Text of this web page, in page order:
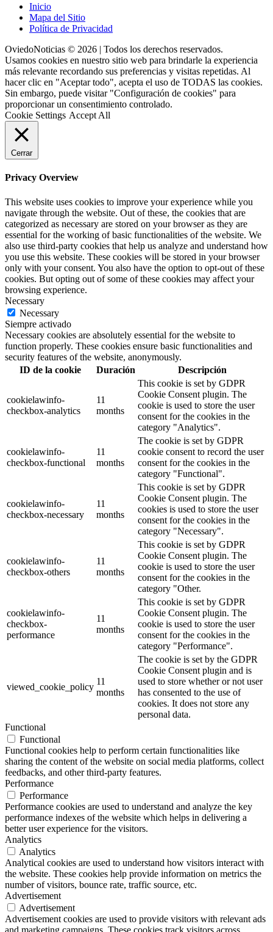
Inicio
Mapa del Sitio
Política de Privacidad
OviedoNoticias © 2026 | Todos los derechos reservados.
Usamos cookies en nuestro sitio web para brindarle la experiencia
más relevante recordando sus preferencias y visitas repetidas. Al
hacer clic en "Aceptar todo", acepta el uso de TODAS las cookies.
Sin embargo, puede visitar "Configuración de cookies" para
proporcionar un consentimiento controlado.
Cookie Settings Accept All
Cerrar
Privacy Overview
This website uses cookies to improve your experience while you
navigate through the website. Out of these, the cookies that are
categorized as necessary are stored on your browser as they are
essential for the working of basic functionalities of the website. We
also use third-party cookies that help us analyze and understand how
you use this website. These cookies will be stored in your browser
only with your consent. You also have the option to opt-out of these
cookies. But opting out of some of these cookies may affect your
browsing experience.
Necessary
Necessary
Siempre activado
Necessary cookies are absolutely essential for the website to
function properly. These cookies ensure basic functionalities and
security features of the website, anonymously.
ID de la cookie
Duración Descripción
cookielawinfo-
checkbox-analytics
11
months
This cookie is set by GDPR
Cookie Consent plugin. The
cookie is used to store the user
consent for the cookies in the
category "Analytics".
cookielawinfo-
checkbox-functional
11
months
The cookie is set by GDPR
cookie consent to record the user
consent for the cookies in the
category "Functional".
cookielawinfo-
checkbox-necessary
11
months
This cookie is set by GDPR
Cookie Consent plugin. The
cookies is used to store the user
consent for the cookies in the
category "Necessary".
cookielawinfo-
checkbox-others
11
months
This cookie is set by GDPR
Cookie Consent plugin. The
cookie is used to store the user
consent for the cookies in the
category "Other.
cookielawinfo-
checkbox-
performance
11
months
This cookie is set by GDPR
Cookie Consent plugin. The
cookie is used to store the user
consent for the cookies in the
category "Performance".
viewed_cookie_policy
11
months
The cookie is set by the GDPR
Cookie Consent plugin and is
used to store whether or not user
has consented to the use of
cookies. It does not store any
personal data.
Functional
Functional
Functional cookies help to perform certain functionalities like
sharing the content of the website on social media platforms, collect
feedbacks, and other third-party features.
Performance
Performance
Performance cookies are used to understand and analyze the key
performance indexes of the website which helps in delivering a
better user experience for the visitors.
Analytics
Analytics
Analytical cookies are used to understand how visitors interact with
the website. These cookies help provide information on metrics the
number of visitors, bounce rate, traffic source, etc.
Advertisement
Advertisement
Advertisement cookies are used to provide visitors with relevant ads
and marketing campaigns. These cookies track visitors across